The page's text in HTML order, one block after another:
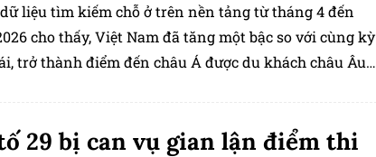
liệu tìm kiếm chỗ ở trên nền tảng từ tháng 4 đến
cho thấy, Việt Nam đã tăng một bậc so với cùng kỳ
trở thành điểm đến châu Á được du khách châu Âu
29 bị can vụ gian lận điểm thi